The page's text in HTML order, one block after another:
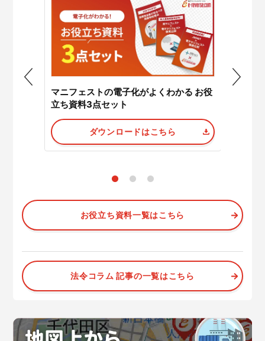
マニフェストの電子化がよくわかる お役
立ち資料3点セット
ダウンロードはこちら
お役立ち資料一覧はこちら
法令コラム 記事の一覧はこちら